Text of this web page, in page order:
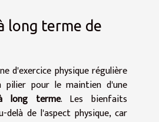
long terme de
d'exercice physique régulière
pilier pour le maintien d'une
long terme. Les bienfaits
delà de l'aspect physique, car